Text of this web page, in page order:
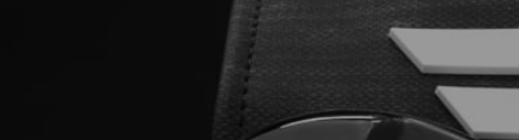
テスト・データ検証
ゴルフニュース